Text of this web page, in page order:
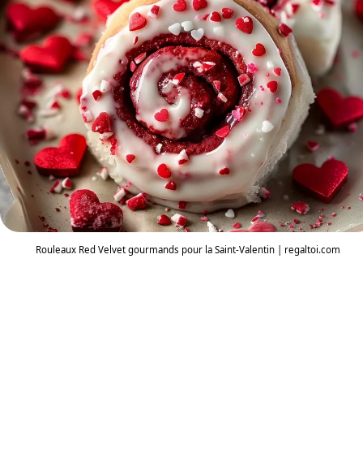
Rouleaux Red Velvet gourmands pour la Saint-Valentin | regaltoi.com